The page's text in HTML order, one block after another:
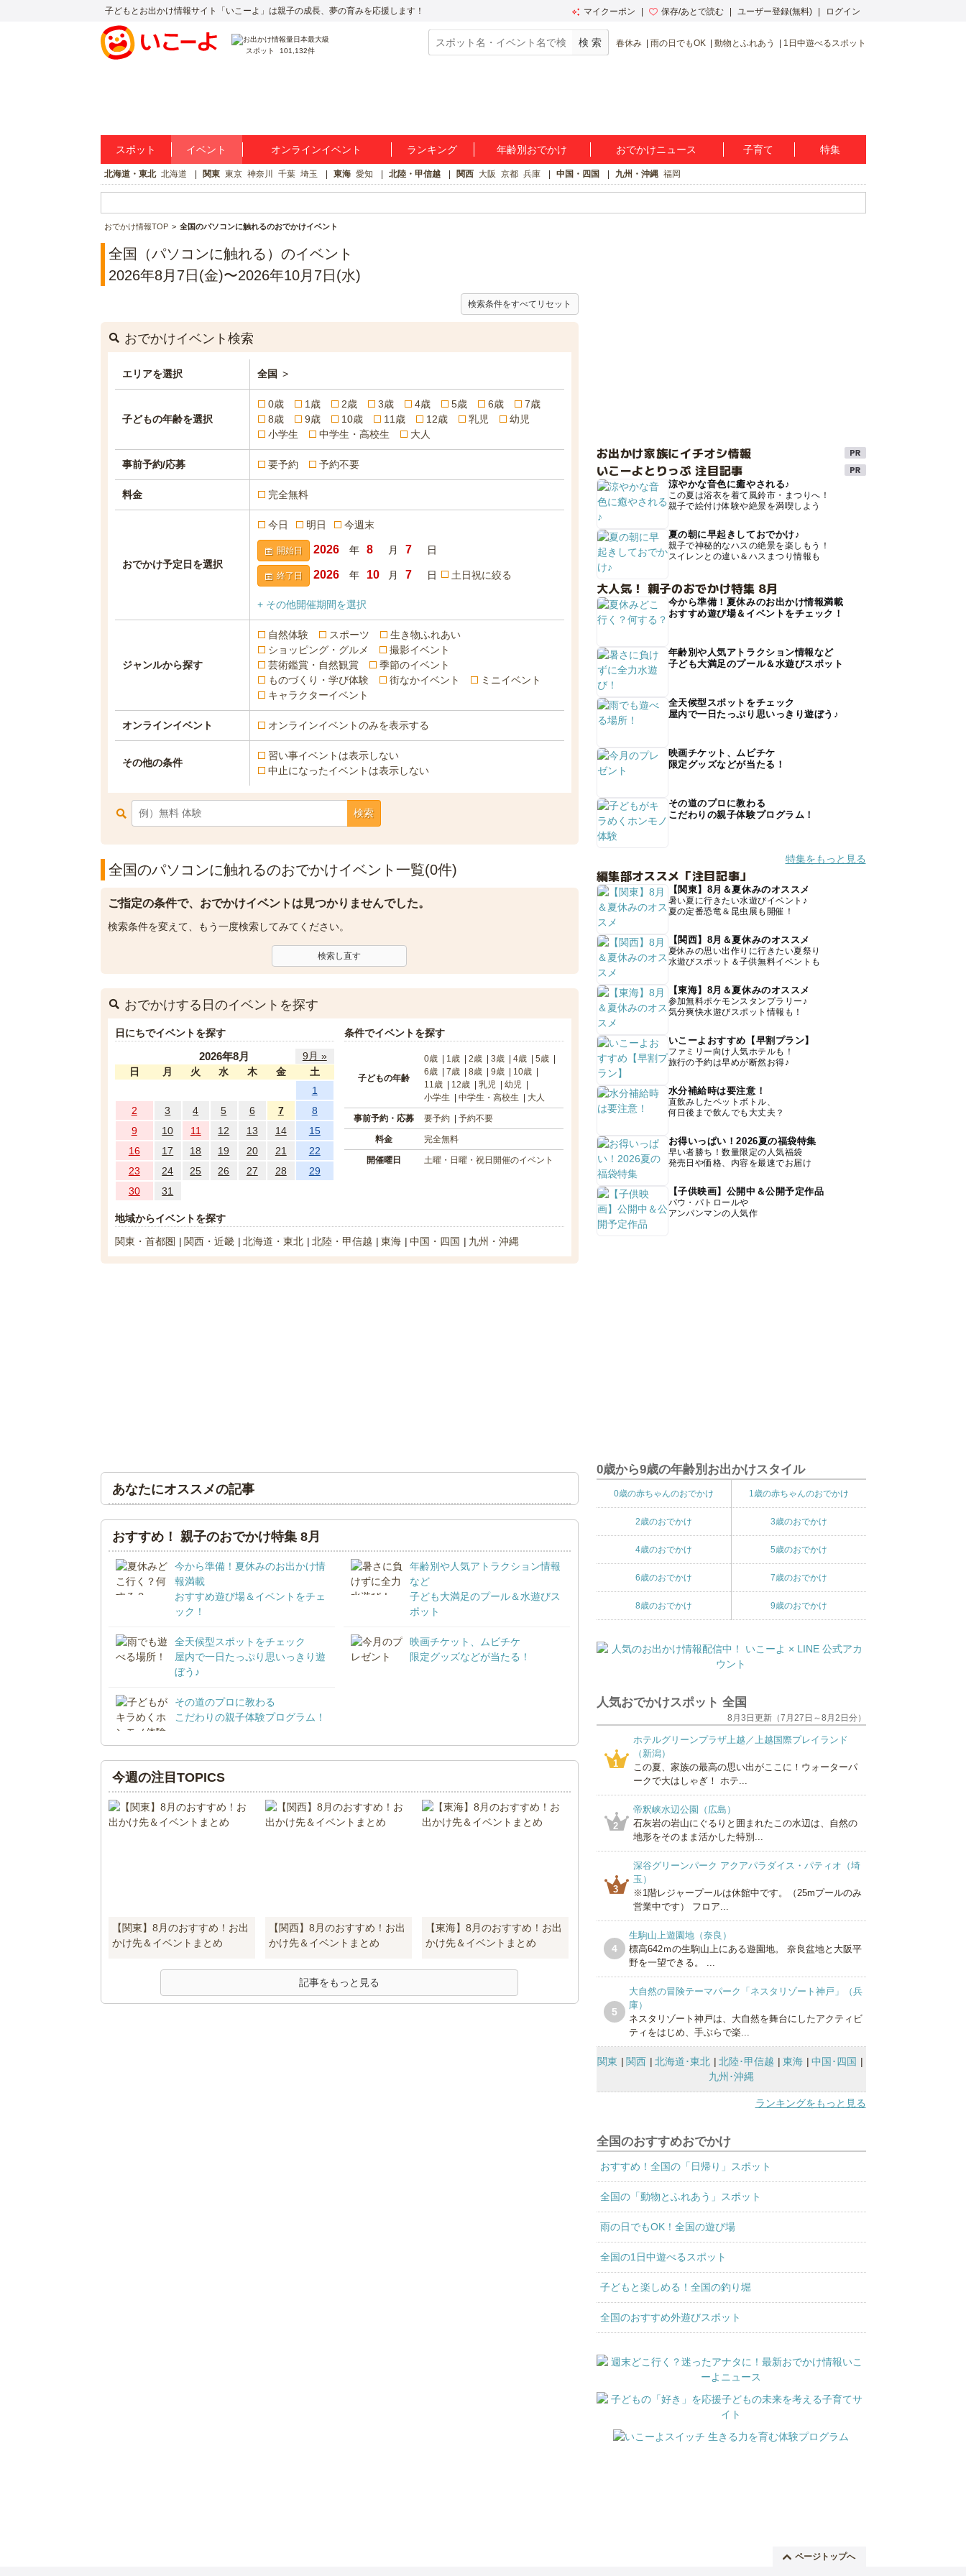
子どもとお出かけ情報サイト「いこーよ」は親子の成長、夢の育みを応援します！ マイクーポン 保存/あとで読む ユーザー登録(無料) ログイン
スポット 101,132件
春休み 雨の日でもOK 動物とふれあう 1日中遊べるスポット
スポット イベント オンラインイベント ランキング 年齢別おでかけ おでかけニュース 子育て 特集
北海道・東北 北海道 関東 東京 神奈川 千葉 埼玉 東海 愛知 北陸・甲信越 関西 大阪 京都 兵庫 中国・四国 九州・沖縄 福岡
おでかけ情報TOP 全国のパソコンに触れるのおでかけイベント
全国（パソコンに触れる）のイベント
2026年8月7日(金)〜2026年10月7日(水)
検索条件をすべてリセット
おでかけイベント検索
エリアを選択 全国 >
子どもの年齢を選択
0歳 1歳 2歳 3歳 4歳 5歳 6歳
7歳
8歳
9歳 10歳 11歳 12歳 乳児
幼児
小学生
中学生・高校生 大人
事前予約/応募 要予約 予約不要
料金 完全無料
おでかけ予定日を選択
今日 明日 今週末
開始日 年 月 日
終了日 年 月 日 土日祝に絞る
+ その他開催期間を選択
ジャンルから探す
自然体験 スポーツ
生き物ふれあい
ショッピング・グルメ
撮影イベント
芸術鑑賞・自然観賞
季節のイベント
ものづくり・学び体験
街なかイベント
ミニイベント
キャラクターイベント
オンラインイベント オンラインイベントのみを表示する
その他の条件
習い事イベントは表示しない
中止になったイベントは表示しない
検索
全国のパソコンに触れるのおでかけイベント一覧(0件)
ご指定の条件で、おでかけイベントは見つかりませんでした。
検索条件を変えて、もう一度検索してみてください。
検索し直す
おでかけする日のイベントを探す
日にちでイベントを探す
2026年8月
9月 »
日
月 火 水 木 金
土
1
2
3 4 5 6 7
8
9
10 11 12 13 14
15
16
17 18 19 20 21
22
23
24 25 26 27 28
29
30
31
条件でイベントを探す
子どもの年齢
0歳 1歳 2歳 3歳 4歳
5歳
6歳
7歳 8歳 9歳
10歳
11歳
12歳 乳児
幼児
小学生
中学生・高校生 大人
事前予約・応募 要予約 予約不要
料金 完全無料
開催曜日 土曜・日曜・祝日開催のイベント
地域からイベントを探す
関東・首都圏
関西・近畿 北海道・東北 北陸・甲信越 東海 中国・四国 九州・沖縄
あなたにオススメの記事
おすすめ！ 親子のおでかけ特集 8月
今から準備！夏休みのお出かけ情
報満載
おすすめ遊び場＆イベントをチェ
ック！
年齢別や人気アトラクション情報
など
子ども大満足のプール＆水遊びス
ポット
全天候型スポットをチェック
屋内で一日たっぷり思いっきり遊
ぼう♪
映画チケット、ムビチケ
限定グッズなどが当たる！
その道のプロに教わる
こだわりの親子体験プログラム！
今週の注目TOPICS
【関東】8月のおすすめ！お出
かけ先＆イベントまとめ
【関西】8月のおすすめ！お出
かけ先＆イベントまとめ
【東海】8月のおすすめ！お出
かけ先＆イベントまとめ
記事をもっと見る
お出かけ家族にイチオシ情報
いこーよとりっぷ 注目記事
涼やかな音色に癒やされる♪
この夏は浴衣を着て風鈴市・まつりへ！
親子で絵付け体験や絶景を満喫しよう
夏の朝に早起きしておでかけ♪
親子で神秘的なハスの絶景を楽しもう！
スイレンとの違い＆ハスまつり情報も
大人気！ 親子のおでかけ特集 8月
今から準備！夏休みのお出かけ情報満載
おすすめ遊び場＆イベントをチェック！
年齢別や人気アトラクション情報など
子ども大満足のプール＆水遊びスポット
全天候型スポットをチェック
屋内で一日たっぷり思いっきり遊ぼう♪
映画チケット、ムビチケ
限定グッズなどが当たる！
その道のプロに教わる
こだわりの親子体験プログラム！
特集をもっと見る
編集部オススメ「注目記事」
【関東】8月＆夏休みのオススメ
暑い夏に行きたい水遊びイベント♪
夏の定番恐竜＆昆虫展も開催！
【関西】8月＆夏休みのオススメ
夏休みの思い出作りに行きたい夏祭り
水遊びスポット＆子供無料イベントも
【東海】8月＆夏休みのオススメ
参加無料ポケモンスタンプラリー♪
気分爽快水遊びスポット情報も！
いこーよおすすめ【早割プラン】
ファミリー向け人気ホテルも！
旅行の予約は早めが断然お得♪
水分補給時は要注意！
直飲みしたペットボトル、
何日後まで飲んでも大丈夫？
お得いっぱい！2026夏の福袋特集
早い者勝ち！数量限定の人気福袋
発売日や価格、内容を最速でお届け
【子供映画】公開中＆公開予定作品
パウ・パトロールや
アンパンマンの人気作
0歳から9歳の年齢別お出かけスタイル
0歳の赤ちゃんのおでかけ 1歳の赤ちゃんのおでかけ
2歳のおでかけ 3歳のおでかけ
4歳のおでかけ 5歳のおでかけ
6歳のおでかけ 7歳のおでかけ
8歳のおでかけ 9歳のおでかけ
人気おでかけスポット 全国
8月3日更新（7月27日～8月2日分）
1
ホテルグリーンプラザ上越／上越国際プレイランド
（新潟）
この夏、家族の最高の思い出がここに！ウォーターパ
ークで大はしゃぎ！ ホテ...
2
帝釈峡水辺公園（広島）
石灰岩の岩山にぐるりと囲まれたこの水辺は、自然の
地形をそのまま活かした特別...
3
深谷グリーンパーク アクアパラダイス・パティオ（埼
玉）
※1階レジャープールは休館中です。（25mプールのみ
営業中です） フロア...
4
生駒山上遊園地（奈良）
標高642ｍの生駒山上にある遊園地。 奈良盆地と大阪平
野を一望できる。 ...
5
大自然の冒険テーマパーク「ネスタリゾート神戸」（兵
庫）
ネスタリゾート神戸は、大自然を舞台にしたアクティビ
ティをはじめ、手ぶらで楽...
関東 関西 北海道･東北 北陸･甲信越 東海
中国･四国
九州･沖縄
ランキングをもっと見る
全国のおすすめおでかけ
おすすめ！全国の「日帰り」スポット
全国の「動物とふれあう」スポット
雨の日でもOK！全国の遊び場
全国の1日中遊べるスポット
子どもと楽しめる！全国の釣り堀
全国のおすすめ外遊びスポット
ページトップへ